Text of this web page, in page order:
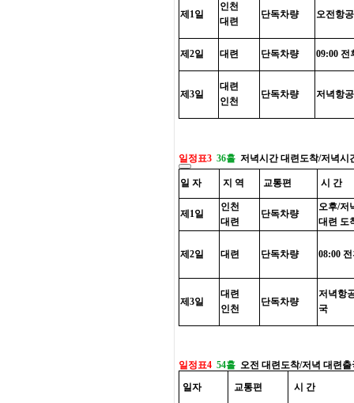
제1일
인천
대련
단독차량 오전항
제2일 대련 단독차량 09:00 전
제3일
대련
인천
단독차량 저녁항
일정표3 36홀 저녁시간 대련도착/저녁시
일 자 지 역 교통편 시 간
제1일
인천
대련
단독차량
오후/저
대련 도
제2일 대련 단독차량 08:00
제3일
대련
인천
단독차량
저녁항
국
일정표4 54홀 오전 대련도착/저녁 대련출
일자
교통편 시 간